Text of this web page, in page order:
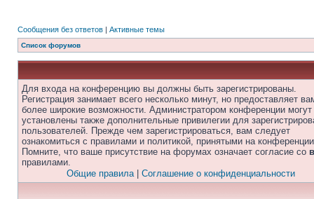
Сообщения без ответов | Активные темы
Список форумов
Для входа на конференцию вы должны быть зарегистрированы.
Регистрация занимает всего несколько минут, но предоставляет
более широкие возможности. Администратором конференции
установлены также дополнительные привилегии для
пользователей. Прежде чем зарегистрироваться, вам следует
ознакомиться с правилами и политикой, принятыми на
Помните, что ваше присутствие на форумах означает согласие со
правилами.
Общие правила| Соглашение о конфиденциальности